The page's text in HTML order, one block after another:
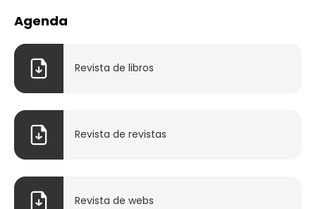
Agenda
Revista de libros
Revista de revistas
Revista de webs